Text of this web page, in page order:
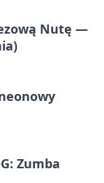
Nutę —
Zumba